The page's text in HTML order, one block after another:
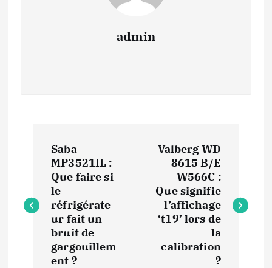
admin
v
Saba
MP3521IL :
Que faire si
le
réfrigérate
ur fait un
bruit de
gargouillem
ent ?
Valberg WD
8615 B/E
W566C :
Que signifie
l’affichage
‘t19’ lors de
la
calibration
?